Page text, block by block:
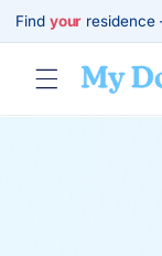
跳至內
容
Find your residence